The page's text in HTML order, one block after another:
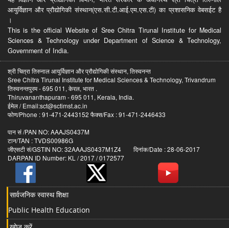
आयुर्विज्ञान और प्रौद्योगिकी संस्थान(एस.सी.टी.आई.एम.एस.टी) का प्रशासनिक वेबसईट है
।
This is the official Website of Sree Chitra Tirunal Institute for Medical
Sciences & Technology under Department of Science & Technology,
Government of India.
श्री चित्रा तिरुनाल आयुर्विज्ञान और प्रौद्योगिकी संस्थान, तिरुवनन्त
Sree Chitra Tirunal Institute for Medical Sciences & Technology, Trivandrum
तिरुवनन्तपुरम - 695 011, केरल, भारत .
Thiruvananthapuram - 695 011, Kerala, India.
ईमेल / Email:sct@sctimst.ac.in
फोण/Phone : 91-471-2443152 फैक्स/Fax : 91-471-2446433
पान सं /PAN NO: AAAJS0437M
टान/TAN : TVDS00986G
जीएसटी सं/GSTIN NO: 32AAAJS0437M1Z4 दिनांक/Date : 28-06-2017
DARPAN ID Number: KL / 2017 / 0172577
सार्वजनिक स्वास्थ शिक्षा
Public Health Education